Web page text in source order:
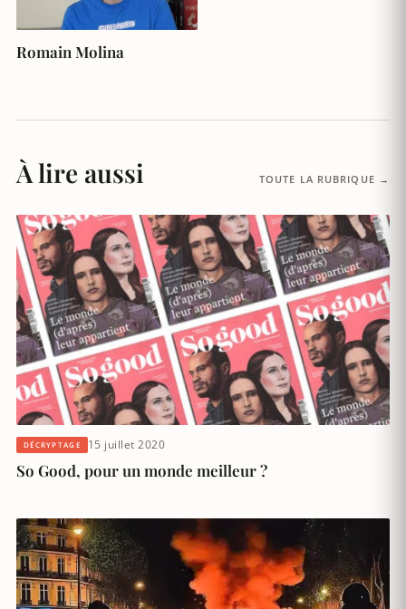
Romain Molina
À lire aussi TOUTE LA RUBRIQUE →
DÉCRYPTAGE 15 juillet 2020
So Good, pour un monde meilleur ?